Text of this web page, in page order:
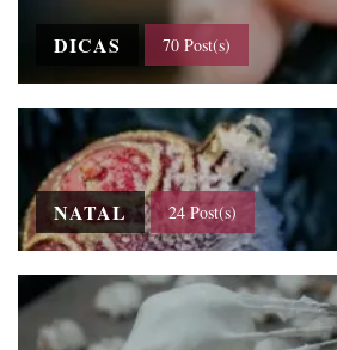
DICAS 70 Post(s)
NATAL 24 Post(s)